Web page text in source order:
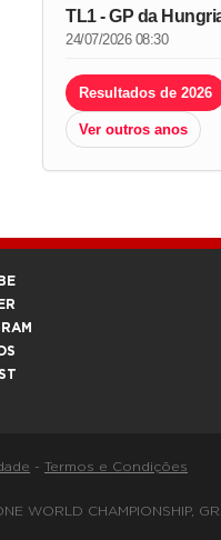
TL1 - GP da
24/07/2026 08:30
Resultados de 2026
Ver outros anos
- Termos e Condições
WORLD CHAMPIONSHIP,